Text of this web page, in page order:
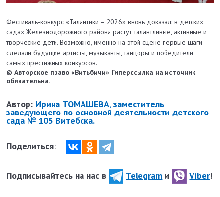
Фестиваль-конкурс «Талантики – 2026» вновь доказал: в детских
садах Железнодорожного района растут талантливые, активные и
творческие дети. Возможно, именно на этой сцене первые шаги
сделали будущие артисты, музыканты, танцоры и победители
самых престижных конкурсов.
© Авторское право «Витьбичи». Гиперссылка на источник
обязательна.
Автор: Ирина ТОМАШЕВА, заместитель
заведующего по основной деятельности детского
сада № 105 Витебска.
Поделиться:
Подписывайтесь на нас в Telegram и Viber!